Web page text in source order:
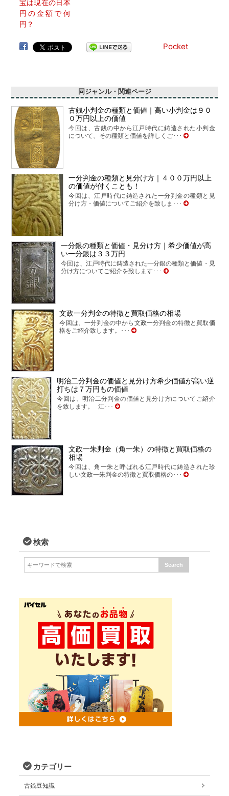
宝は現在の日本
円の金額で何
円？
Pocket
同ジャンル・関連ページ
古銭小判金の種類と価値｜高い小判金は９０
０万円以上の価値
今回は、古銭の中から江戸時代に鋳造された小判金
について、その種類と価値を詳しくご･･･
一分判金の種類と見分け方｜４００万円以上
の価値が付くことも！
今回は、江戸時代に鋳造された一分判金の種類と見
分け方・価値についてご紹介を致しま･･･
一分銀の種類と価値・見分け方｜希少価値が高
い一分銀は３３万円
今回は、江戸時代に鋳造された一分銀の種類と価値・見
分け方についてご紹介を致します･･･
文政一分判金の特徴と買取価格の相場
今回は、一分判金の中から文政一分判金の特徴と買取価
格をご紹介致します。･･･
明治二分判金の価値と見分け方希少価値が高い逆
打ちは７万円もの価値
今回は、明治二分判金の価値と見分け方についてご紹介
を致します。 江･･･
文政一朱判金（角一朱）の特徴と買取価格の
相場
今回は、角一朱と呼ばれる江戸時代に鋳造された珍
しい文政一朱判金の特徴と買取価格の･･･
検索
カテゴリー
古銭豆知識